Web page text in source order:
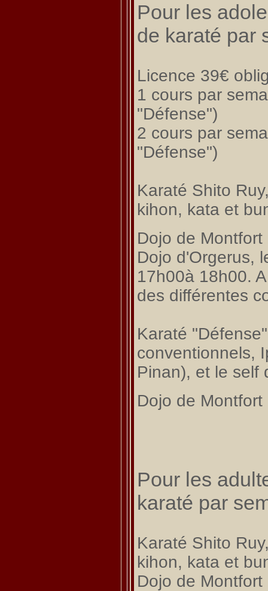
Pour les
de karaté par
Licence 39€
1 cours par
"Défense")
2 cours par
"Défense")
Karaté Shito
kihon, kata et
Dojo de
Dojo d'Orgerus,
17h00à 18h00.
des différentes
Karaté
conventionnels,
Pinan), et le self
Dojo de
Pour les
karaté par
Karaté Shito
kihon, kata et
Dojo de